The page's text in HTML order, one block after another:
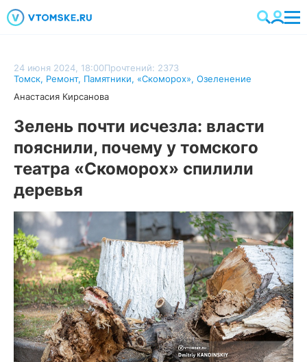
24 июня 2024, 18:00Прочтений: 2373
Томск, Ремонт, Памятники, «Скоморох», Озеленение
Анастасия Кирсанова
Зелень почти исчезла: власти
пояснили, почему у томского
театра «Скоморох» спилили
деревья